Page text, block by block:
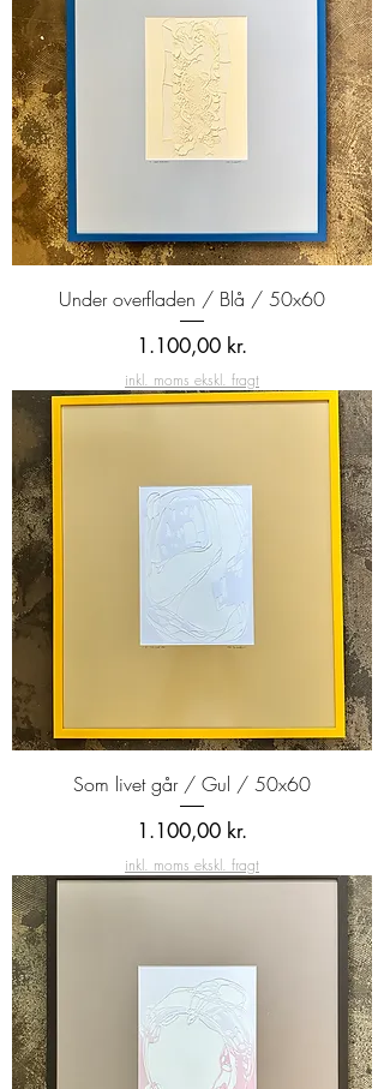
Under overfladen / Blå / 50x60
Pris
1.100,00 kr.
inkl. moms ekskl. fragt
Som livet går / Gul / 50x60
Pris
1.100,00 kr.
inkl. moms ekskl. fragt